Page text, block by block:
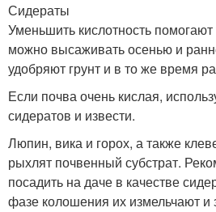
Сидераты
Уменьшить кислотность
можно высаживать осенью и
удобряют грунт и в то же время
Если почва очень кислая,
сидератов и извести.
Люпин, вика и горох, а также
рыхлят почвенный субстрат.
посадить на даче в качестве
фазе колошения их измельчают и